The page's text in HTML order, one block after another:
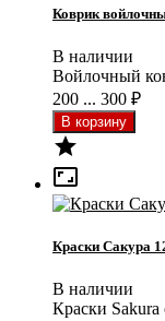
Коврик
В наличии
Войлочный
200 ... 300 ₽


Краски Сакура
В наличии
Краски